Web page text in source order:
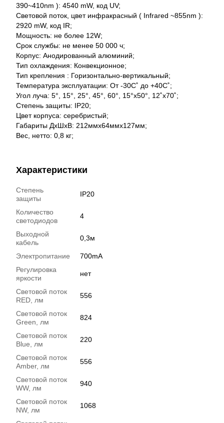
390~410nm ): 4540 mW, код UV;
Световой поток, цвет инфракрасный ( Infrared ~855nm ):
2920 mW, код IR;
Мощность: не более 12W;
Срок службы: не менее 50 000 ч;
Корпус: Анодированный алюминий;
Тип охлаждения: Конвекционное;
Тип крепления : Горизонтально-вертикальный;
Температура эксплуатации: От -30С˚ до +40С˚;
Угол луча: 5°, 15°, 25°, 45°, 60°, 15°x50°, 12˚x70˚;
Степень защиты: IP20;
Цвет корпуса: серебристый;
Габариты ДхШхВ: 212ммх64ммх127мм;
Вес, нетто: 0,8 кг;
Характеристики
Степень
защиты
IP20
Количество
светодиодов
4
Выходной
кабель
0,3м
Электропитание
700mA
Регулировка
яркости
нет
Световой поток
RED, лм
556
Световой поток
Green, лм
824
Световой поток
Blue, лм
220
Световой поток
Amber, лм
556
Световой поток
WW, лм
940
Световой поток
NW, лм
1068